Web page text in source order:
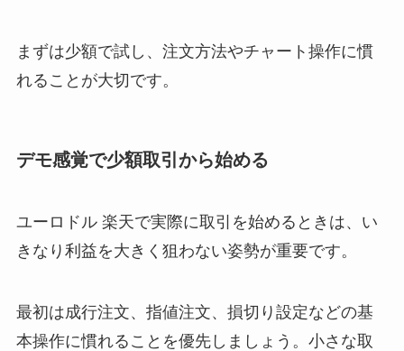
まずは少額で試し、注文方法やチャート操作に慣
れることが大切です。
デモ感覚で少額取引から始める
ユーロドル 楽天で実際に取引を始めるときは、い
きなり利益を大きく狙わない姿勢が重要です。
最初は成行注文、指値注文、損切り設定などの基
本操作に慣れることを優先しましょう。小さな取